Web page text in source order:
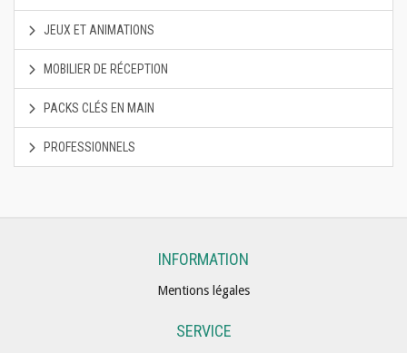
JEUX ET ANIMATIONS
MOBILIER DE RÉCEPTION
PACKS CLÉS EN MAIN
PROFESSIONNELS
INFORMATION
Mentions légales
SERVICE